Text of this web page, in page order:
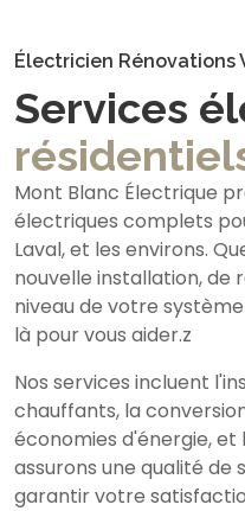
Électricien Rénovations
Services
Mont Blanc Électrique
électriques complets
Laval, et les environs.
nouvelle installation, de
niveau de votre
là pour vous aider.z
Nos services incluent
chauffants, la
économies d'énergie, et
assurons une qualité
garantir votre